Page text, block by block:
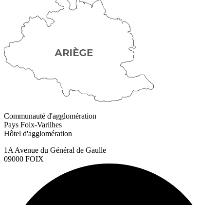
Communauté d'agglomération
Pays Foix-Varilhes
Hôtel d'agglomération
1A Avenue du Général de Gaulle
09000 FOIX